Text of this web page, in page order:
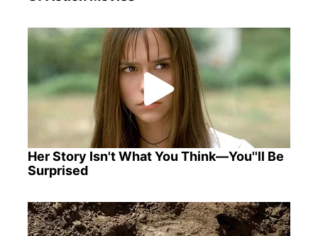
Her Story Isn't What You Think—You''ll Be
Surprised